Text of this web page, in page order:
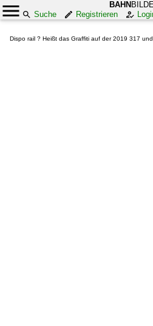
BAHN
Suche
Registrieren
Dispo rail ? Heißt das Graffiti auf der 2019 317